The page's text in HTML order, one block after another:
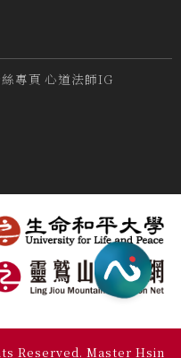
專頁 心道法師IG
Reserved. Master Hsin